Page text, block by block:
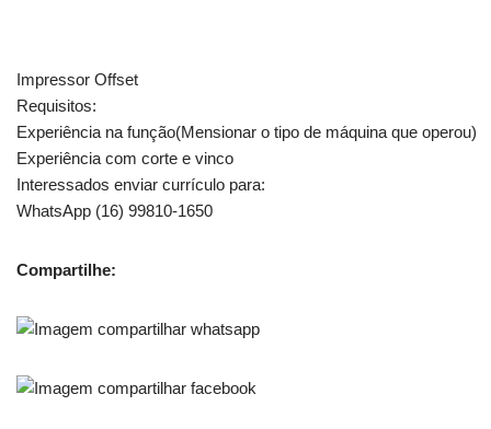
Impressor Offset
Requisitos:
Experiência na função(Mensionar o tipo de máquina que operou)
Experiência com corte e vinco
Interessados enviar currículo para:
WhatsApp (16) 99810-1650
Compartilhe: